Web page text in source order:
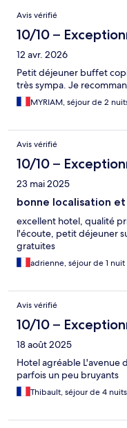
Avis
Avis vérifié
10/10 –
12 avr. 2026
Petit déjeuner buffet
très sympa. Je
MYRIAM, séjour de 2
Avis vérifié
10/10 –
23 mai 2025
bonne localisation
excellent hotel, qualité
l'écoute, petit déjeuner
gratuites
adrienne, séjour de 1 nuit
Avis vérifié
10/10 –
18 août 2025
Hotel agréable L'avenue
parfois un peu bruyants
Thibault, séjour de 4 nuits